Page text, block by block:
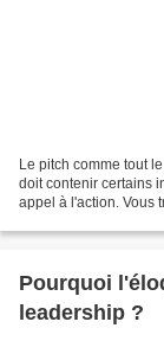
Le pitch comme tout
doit contenir certains
appel à l'action. Vous
Pourquoi
leadership ?